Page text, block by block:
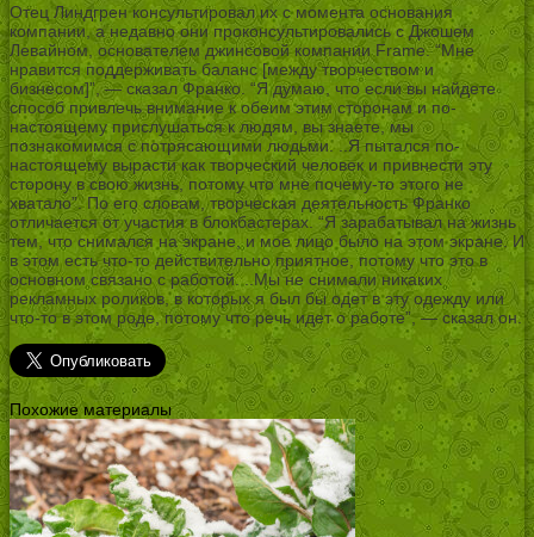
Отец Линдгрен консультировал их с момента основания
компании, а недавно они проконсультировались с Джошем
Левайном, основателем джинсовой компании Frame. “Мне
нравится поддерживать баланс [между творчеством и
бизнесом]”, — сказал Франко. “Я думаю, что если вы найдете
способ привлечь внимание к обеим этим сторонам и по-
настоящему прислушаться к людям, вы знаете, мы
познакомимся с потрясающими людьми. ..Я пытался по-
настоящему вырасти как творческий человек и привнести эту
сторону в свою жизнь, потому что мне почему-то этого не
хватало”. По его словам, творческая деятельность Франко
отличается от участия в блокбастерах. “Я зарабатывал на жизнь
тем, что снимался на экране, и мое лицо было на этом экране. И
в этом есть что-то действительно приятное, потому что это в
основном связано с работой. ..Мы не снимали никаких
рекламных роликов, в которых я был бы одет в эту одежду или
что-то в этом роде, потому что речь идет о работе”, — сказал он.
Похожие материалы